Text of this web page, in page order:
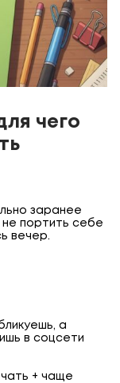
чего
заранее
портить себе
вечер.
а
в соцсети
+ чаще